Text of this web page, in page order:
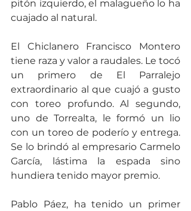
pitón izquierdo, el malagueño lo ha
cuajado al natural.
El Chiclanero Francisco Montero
tiene raza y valor a raudales. Le tocó
un primero de El Parralejo
extraordinario al que cuajó a gusto
con toreo profundo. Al segundo,
uno de Torrealta, le formó un lio
con un toreo de poderío y entrega.
Se lo brindó al empresario Carmelo
García, lástima la espada sino
hundiera tenido mayor premio.
Pablo Páez, ha tenido un primer